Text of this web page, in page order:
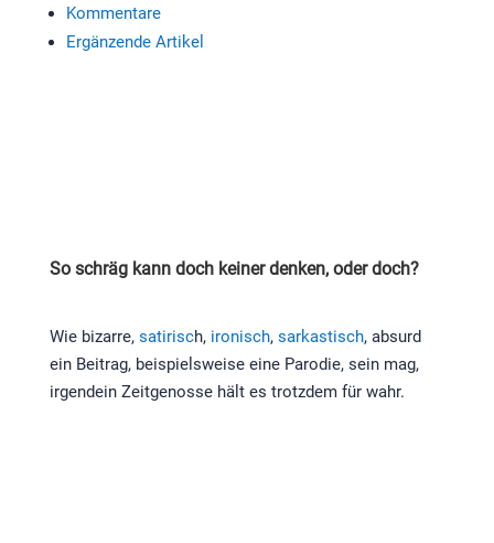
Kommentare
Ergänzende Artikel
So schräg kann doch keiner denken, oder doch?
Wie bizarre, satirisch, ironisch,sarkastisch, absurd
ein Beitrag, beispielsweise eine Parodie, sein mag,
irgendein Zeitgenosse hält es trotzdem für wahr.